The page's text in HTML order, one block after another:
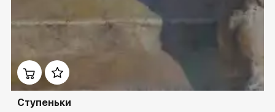
Домен:
Ступеньки